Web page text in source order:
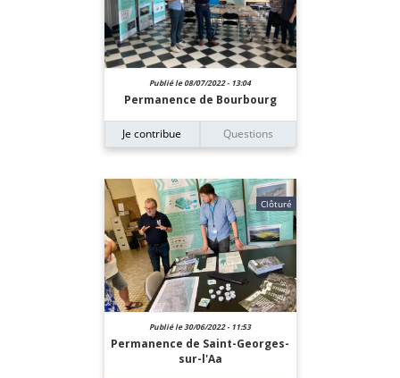
Publié le 08/07/2022 - 13:04
Permanence de Bourbourg
Je contribue Questions
Clôturé
Publié le 30/06/2022 - 11:53
Permanence de Saint-Georges-
sur-l'Aa